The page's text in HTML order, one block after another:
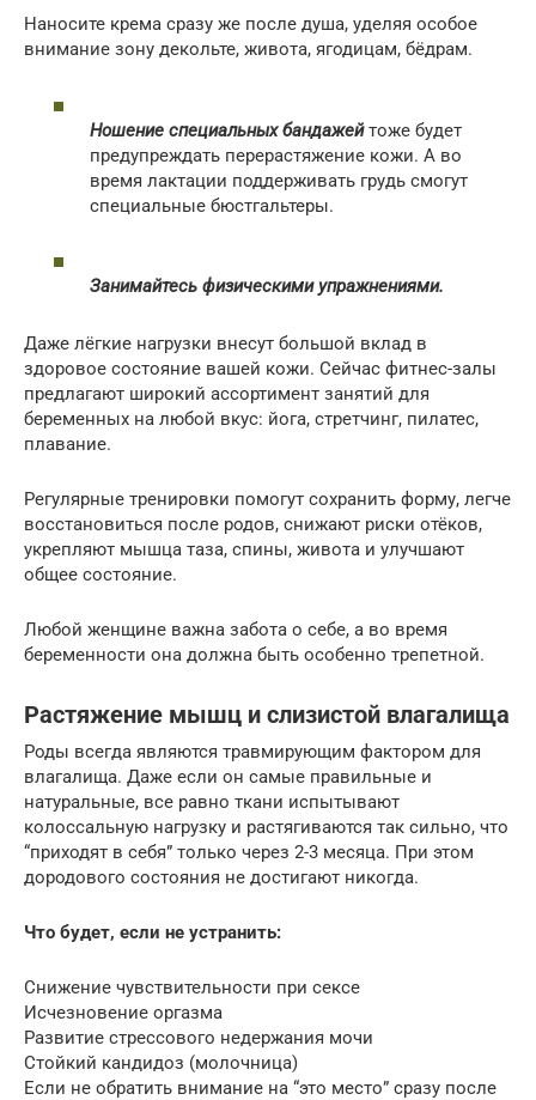
Наносите крема сразу же после душа, уделяя особое
внимание зону декольте, живота, ягодицам, бёдрам.
Ношение специальных бандажейтоже будет
предупреждать перерастяжение кожи. А во
время лактации поддерживать грудь смогут
специальные бюстгальтеры.
Занимайтесь физическими упражнениями.
Даже лёгкие нагрузки внесут большой вклад в
здоровое состояние вашей кожи. Сейчас фитнес-залы
предлагают широкий ассортимент занятий для
беременных на любой вкус: йога, стретчинг, пилатес,
плавание.
Регулярные тренировки помогут сохранить форму, легче
восстановиться после родов, снижают риски отёков,
укрепляют мышца таза, спины, живота и улучшают
общее состояние.
Любой женщине важна забота о себе, а во время
беременности она должна быть особенно трепетной.
Растяжение мышц и слизистой влагалища
Роды всегда являются травмирующим фактором для
влагалища. Даже если он самые правильные и
натуральные, все равно ткани испытывают
колоссальную нагрузку и растягиваются так сильно, что
“приходят в себя” только через 2-3 месяца. При этом
дородового состояния не достигают никогда.
Что будет, если не устранить:
Снижение чувствительности при сексе
Исчезновение оргазма
Развитие стрессового недержания мочи
Стойкий кандидоз (молочница)
Если не обратить внимание на “это место” сразу после